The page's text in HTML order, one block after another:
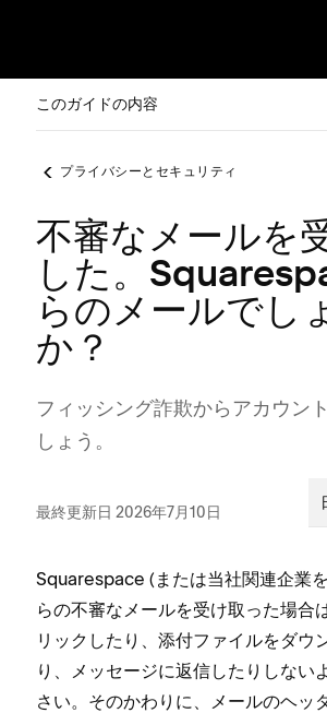
このガイドの内容
プライバシーとセキュリティ
不審なメールを
した。
らのメールでし
か？
フ⁠ィ⁠ッシング詐欺からアカウン
し⁠ょう⁠。
最終更新日 2026年7月10日
Squarespace (⁠または当社関連企業
らの不審なメ⁠ールを受け取⁠った場合
リ⁠ックしたり⁠、添付フ⁠ァイルをダウ
り⁠、メ⁠ッセ⁠ージに返信したりしない
さい⁠。そのかわりに⁠、メ⁠ールのヘ⁠ッ